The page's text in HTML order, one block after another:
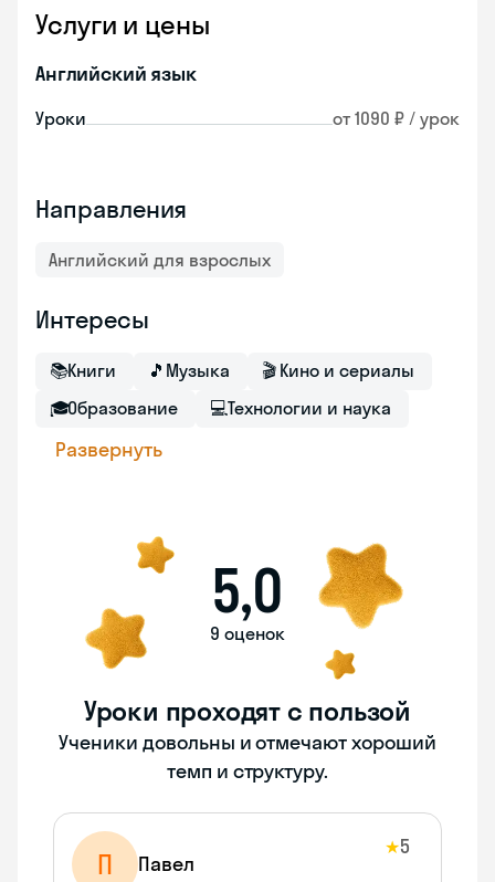
Услуги и цены
Английский язык
Уроки от 1090 ₽ / урок
Направления
Английский для взрослых
Интересы
📚Книги 🎵 Музыка 🎬 Кино и сериалы
🎓Образование 💻Технологии и наука
Развернуть
5,0
9 оценок
Уроки проходят с пользой
Ученики довольны и отмечают хороший
темп и структуру.
П Павел
★5